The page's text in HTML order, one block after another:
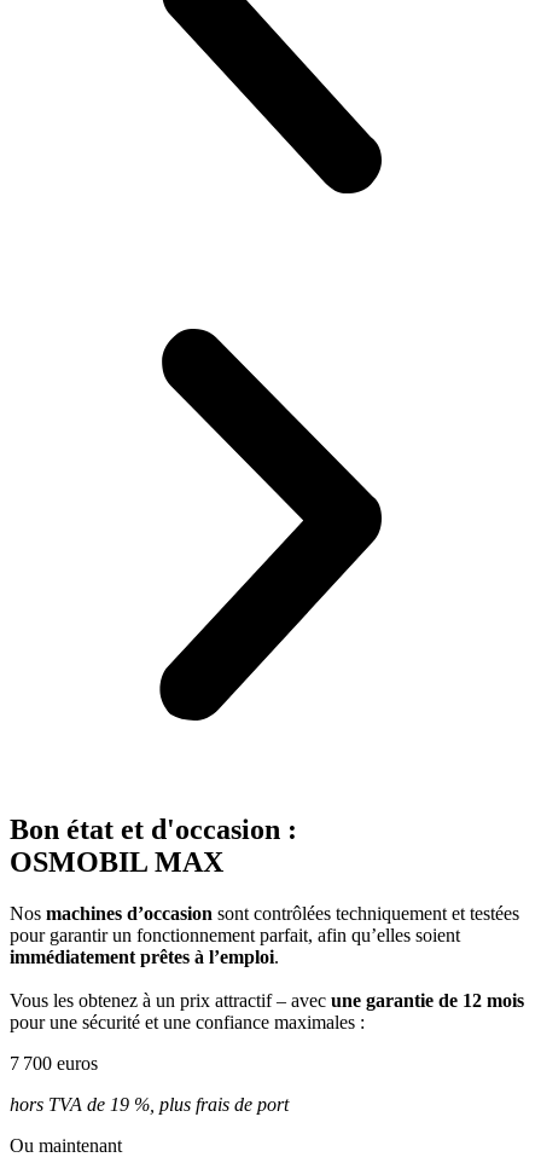
Bon état et d'occasion :
OSMOBIL MAX
Nos machines d’occasion sont contrôlées techniquement et testées
pour garantir un fonctionnement parfait, afin qu’elles soient
immédiatement prêtes à l’emploi.
Vous les obtenez à un prix attractif – avec une garantie de 12 mois
pour une sécurité et une confiance maximales :
7 700 euros
hors TVA de 19 %, plus frais de port
Ou maintenant